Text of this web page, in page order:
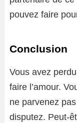
pouvez faire
Conclusion
Vous avez
faire l’amour.
ne parvenez
disputez. Peut-